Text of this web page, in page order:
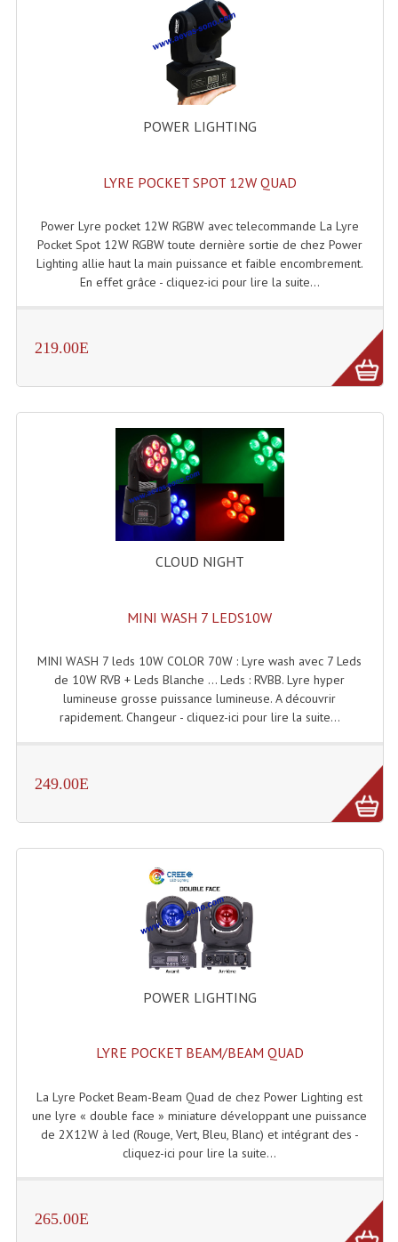
Platines Disque Vinyles
Lecteurs Cd À Plats
Lecteurs Cd À Plats Lecteur MP3
Minidisc
Digital Package Et Logiciel
Limiteur De Niveau Sonore
Microphones Scène Et Studio
Microphones Filaires
Micro Sans Fil HF VHF 200MHZ
Micros De Studio
Multi-Effets, Reverbes Etc...
Peripheriques Traitements Et Accessoires
Système Sans Fil In-Ear Monitoring
Table Mixages Et Contrôleurs & Consoles
Tables De Mixage DJ
Controleurs DJ USB / MP3
Consoles Numériques
Lumière
Boules À Facettes
POWER LIGHTING
LYRE POCKET SPOT 12W QUAD
Power Lyre pocket 12W RGBW avec telecommande La Lyre
Pocket Spot 12W RGBW toute dernière sortie de chez Power
Lighting allie haut la main puissance et faible encombrement.
En effet grâce - cliquez-ici pour lire la suite...
219.00E
CLOUD NIGHT
MINI WASH 7 LEDS10W
MINI WASH 7 leds 10W COLOR 70W : Lyre wash avec 7 Leds
de 10W RVB + Leds Blanche ... Leds : RVBB. Lyre hyper
lumineuse grosse puissance lumineuse. A découvrir
rapidement. Changeur - cliquez-ici pour lire la suite...
249.00E
POWER LIGHTING
LYRE POCKET BEAM/BEAM QUAD
La Lyre Pocket Beam-Beam Quad de chez Power Lighting est
une lyre « double face » miniature développant une puissance
de 2X12W à led (Rouge, Vert, Bleu, Blanc) et intégrant des -
cliquez-ici pour lire la suite...
265.00E